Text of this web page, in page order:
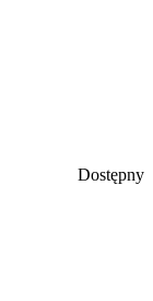
Dostępny